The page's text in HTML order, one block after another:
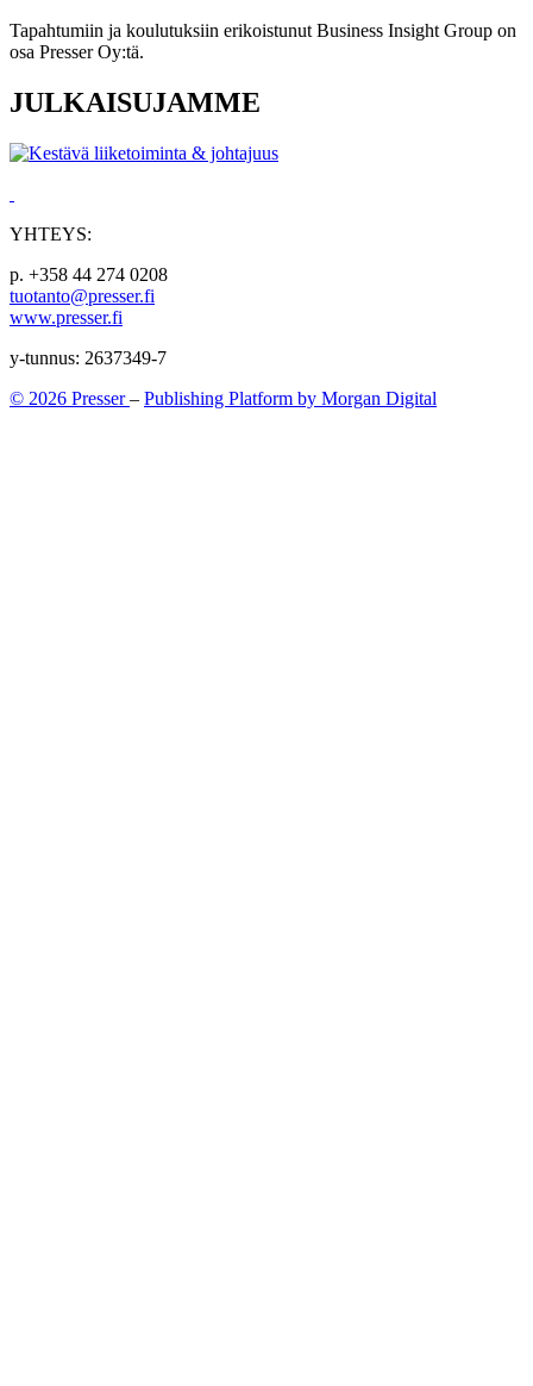
Tapahtumiin ja koulutuksiin erikoistunut Business Insight Group on
osa Presser Oy:tä.
JULKAISUJAMME
YHTEYS:
p. +358 44 274 0208
tuotanto@presser.fi
www.presser.fi
y-tunnus: 2637349-7
© 2026 Presser– Publishing Platform by Morgan Digital